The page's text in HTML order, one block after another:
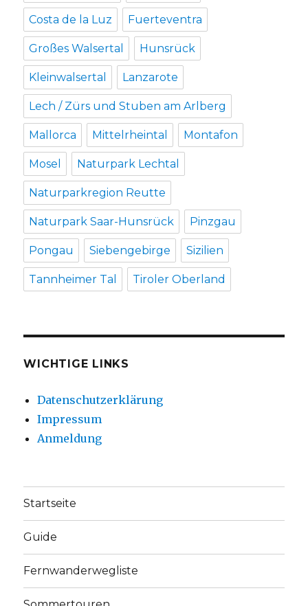
Costa de la Luz Fuerteventra
Großes Walsertal Hunsrück
Kleinwalsertal Lanzarote
Lech / Zürs und Stuben am Arlberg
Mallorca Mittelrheintal Montafon
Mosel Naturpark Lechtal
Naturparkregion Reutte
Naturpark Saar-Hunsrück Pinzgau
Pongau Siebengebirge Sizilien
Tannheimer Tal Tiroler Oberland
WICHTIGE LINKS
Datenschutzerklärung
Impressum
Anmeldung
Startseite
Guide
Fernwanderwegliste